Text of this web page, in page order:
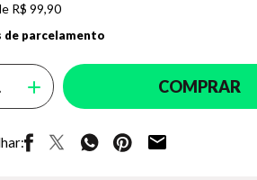
R$ 99,90
de parcelamento
COMPRAR